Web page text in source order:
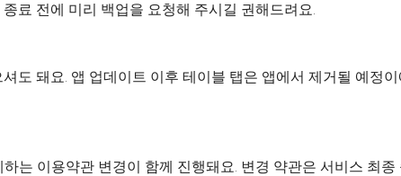
료 전에 미리 백업을 요청해 주시길 권해드려요.
도 돼요. 앱 업데이트 이후 테이블 탭은 앱에서 제거될 예정이
는 이용약관 변경이 함께 진행돼요. 변경 약관은 서비스 최